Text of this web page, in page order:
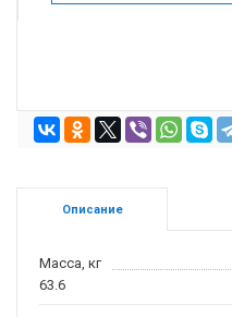
Описание
Масса, кг
63.6